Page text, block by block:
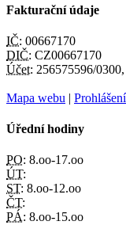
Fakturační údaje
IČ: 00667170
DIČ: CZ00667170
Účet: 256575596/
Mapa webu |
Úřední hodiny
PO: 8.oo-17.oo
ÚT:
ST: 8.oo-12.oo
ČT:
PÁ: 8.oo-15.oo